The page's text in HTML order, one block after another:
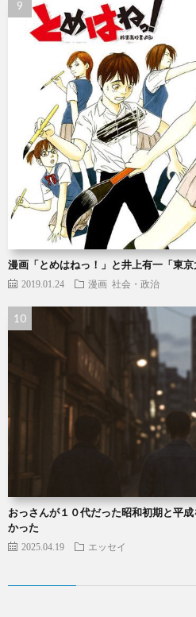
漫画「とめはねっ！」と井上有一「東京
2019.01.24 漫画 社会・政治
おっさんが１０代だった昭和初期と平
かった
2025.04.19 エッセイ